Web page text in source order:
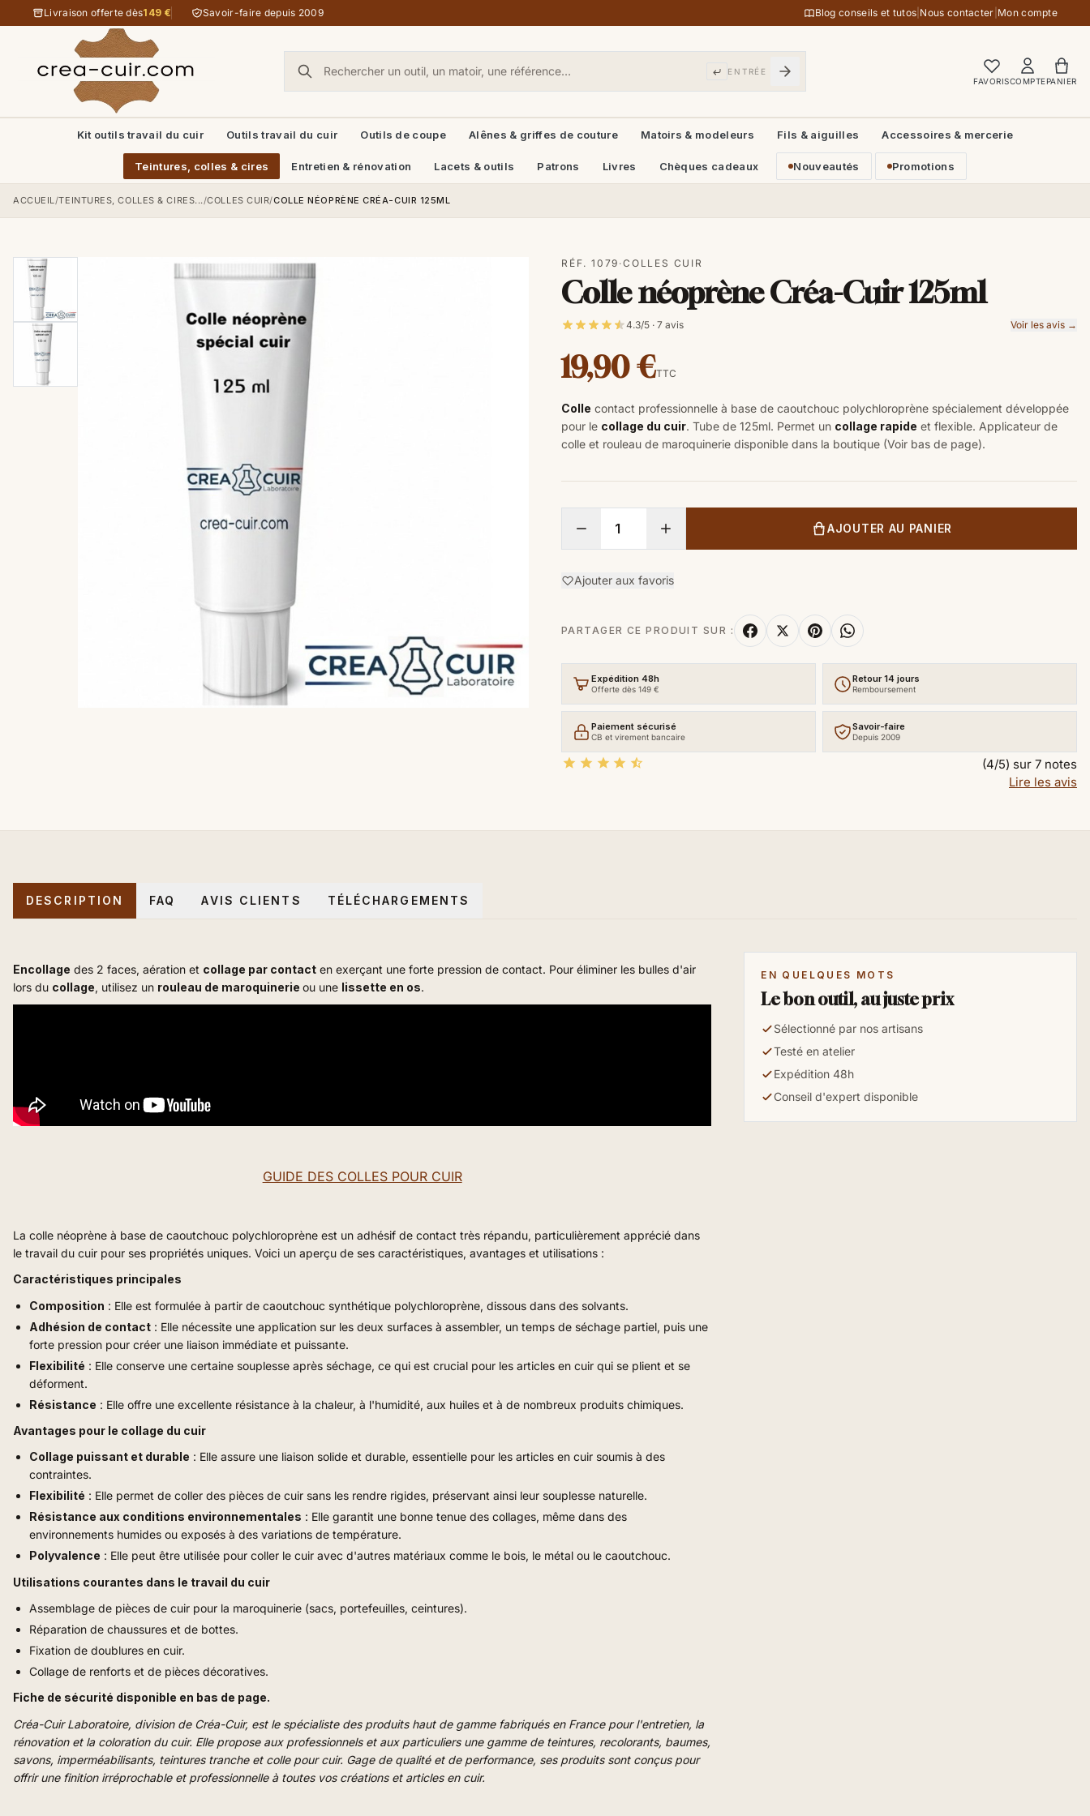
Aller au contenu
Livraison offerte dès149 € Savoir-faire depuis 2009 Blog conseils et tutos Nous contacter Mon compte
ENTRÉE
FAVORISCOMPTEPANIER
Kit outils travail du cuir Outils travail du cuir Outils de coupe Alênes & griffes de couture Matoirs & modeleurs Fils & aiguilles Accessoires & mercerie
Teintures, colles & cires Entretien & rénovation Lacets & outils Patrons Livres Chèques cadeaux Nouveautés Promotions
ACCUEIL/TEINTURES, COLLES & CIRES.../COLLES CUIR/COLLE NÉOPRÈNE CRÉA-CUIR 125ML
RÉF. 1079 ·COLLES CUIR
Colle néoprène Créa-Cuir 125ml
4.3/5 · 7 avis Voir les avis →
19,90 €TTC
Colle contact professionnelle à base de caoutchouc polychloroprène spécialement développée
pour le collage du cuir. Tube de 125ml. Permet un collage rapide et flexible. Applicateur de
colle et rouleau de maroquinerie disponible dans la boutique (Voir bas de page).
AJOUTER AU PANIER
Ajouter aux favoris
PARTAGER CE PRODUIT SUR :
Expédition 48h
Offerte dès 149 €
Retour 14 jours
Remboursement
Paiement sécurisé
CB et virement bancaire
Savoir-faire
Depuis 2009
    
(4/5) sur 7 notes
Lire les avis
DESCRIPTION FAQ AVIS CLIENTS TÉLÉCHARGEMENTS
Encollage des 2 faces, aération et collage par contact en exerçant une forte pression de contact. Pour éliminer les bulles d'air
lors du collage, utilisez un rouleau de maroquinerie ou une lissette en os.
GUIDE DES COLLES POUR CUIR
La colle néoprène à base de caoutchouc polychloroprène est un adhésif de contact très répandu, particulièrement apprécié dans
le travail du cuir pour ses propriétés uniques. Voici un aperçu de ses caractéristiques, avantages et utilisations :
Caractéristiques principales
Composition : Elle est formulée à partir de caoutchouc synthétique polychloroprène, dissous dans des solvants.
Adhésion de contact : Elle nécessite une application sur les deux surfaces à assembler, un temps de séchage partiel, puis une
forte pression pour créer une liaison immédiate et puissante.
Flexibilité : Elle conserve une certaine souplesse après séchage, ce qui est crucial pour les articles en cuir qui se plient et se
déforment.
Résistance : Elle offre une excellente résistance à la chaleur, à l'humidité, aux huiles et à de nombreux produits chimiques.
Avantages pour le collage du cuir
Collage puissant et durable : Elle assure une liaison solide et durable, essentielle pour les articles en cuir soumis à des
contraintes.
Flexibilité : Elle permet de coller des pièces de cuir sans les rendre rigides, préservant ainsi leur souplesse naturelle.
Résistance aux conditions environnementales : Elle garantit une bonne tenue des collages, même dans des
environnements humides ou exposés à des variations de température.
Polyvalence : Elle peut être utilisée pour coller le cuir avec d'autres matériaux comme le bois, le métal ou le caoutchouc.
Utilisations courantes dans le travail du cuir
Assemblage de pièces de cuir pour la maroquinerie (sacs, portefeuilles, ceintures).
Réparation de chaussures et de bottes.
Fixation de doublures en cuir.
Collage de renforts et de pièces décoratives.
Fiche de sécurité disponible en bas de page.
Créa-Cuir Laboratoire, division de Créa-Cuir, est le spécialiste des produits haut de gamme fabriqués en France pour l'entretien, la
rénovation et la coloration du cuir. Elle propose aux professionnels et aux particuliers une gamme de teintures, recolorants, baumes,
savons, imperméabilisants, teintures tranche et colle pour cuir. Gage de qualité et de performance, ses produits sont conçus pour
offrir une finition irréprochable et professionnelle à toutes vos créations et articles en cuir.
EN QUELQUES MOTS
Le bon outil, au juste prix
Sélectionné par nos artisans
Testé en atelier
Expédition 48h
Conseil d'expert disponible